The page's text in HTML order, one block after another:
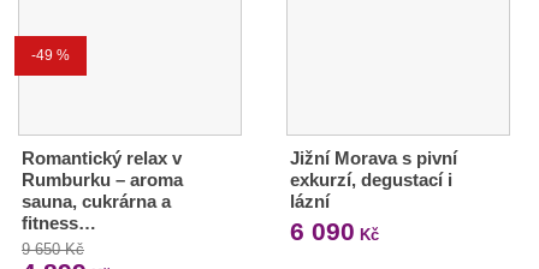
-49 %
Romantický relax v
Rumburku – aroma
sauna, cukrárna a
fitness…
9 650 Kč
Jižní Morava s pivní
exkurzí, degustací i
lázní
6 090 Kč